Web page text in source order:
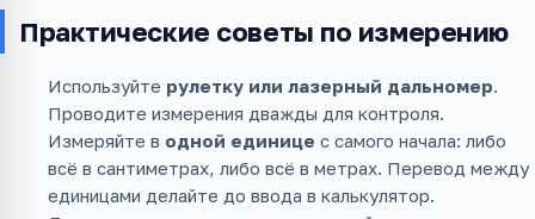
Практические советы по измерению
Используйте рулетку или лазерный дальномер.
Проводите измерения дважды для контроля.
Измеряйте в одной единице с самого начала: либо
всё в сантиметрах, либо всё в метрах. Перевод между
единицами делайте до ввода в калькулятор.